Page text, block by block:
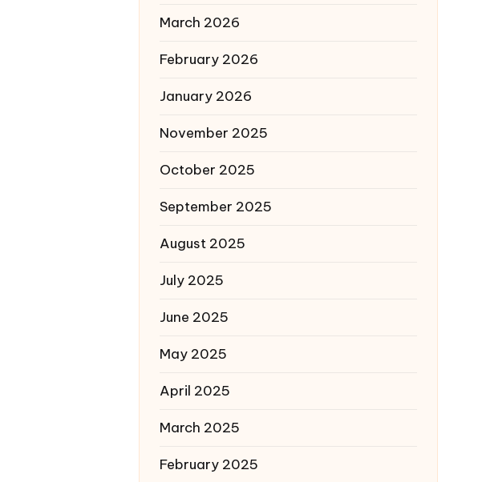
March 2026
February 2026
January 2026
November 2025
October 2025
September 2025
August 2025
July 2025
June 2025
May 2025
April 2025
March 2025
February 2025